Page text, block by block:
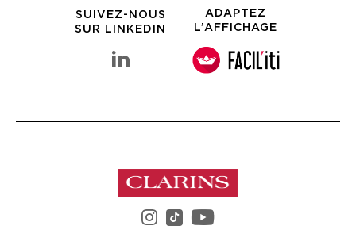
SUIVEZ-NOUS
SUR LINKEDIN
linkedin Groupe Clarins
ADAPTEZ
L’AFFICHAGE
instagram Groupe
youtube Groupe